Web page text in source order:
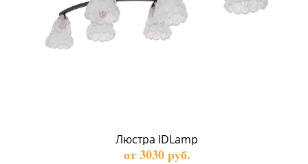
Люстра IDLamp
от 3030 руб.